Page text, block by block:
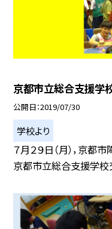
京都市立総合支援学
公開日 2019/07/30
学校より
７月２９日（月），京都
京都市立総合支援学校